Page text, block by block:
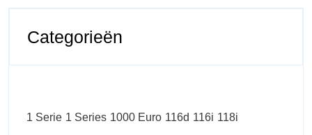
Categorieën
1 Serie 1 Series 1000 Euro 116d 116i 118i